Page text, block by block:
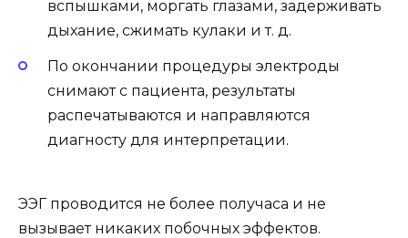
вспышками, моргать глазами, задерживать
дыхание, сжимать кулаки и т. д.
По окончании процедуры электроды
снимают с пациента, результаты
распечатываются и направляются
диагносту для интерпретации.
ЭЭГ проводится не более получаса и не
вызывает никаких побочных эффектов.